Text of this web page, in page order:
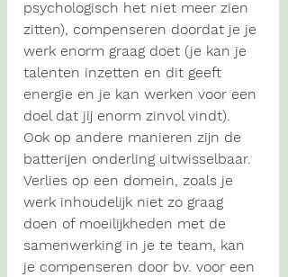
psychologisch het niet meer zien
zitten), compenseren doordat je je
werk enorm graag doet (je kan je
talenten inzetten en dit geeft
energie en je kan werken voor een
doel dat jij enorm zinvol vindt).
Ook op andere manieren zijn de
batterijen onderling uitwisselbaar.
Verlies op een domein, zoals je
werk inhoudelijk niet zo graag
doen of moeilijkheden met de
samenwerking in je te team, kan
je compenseren door bv. voor een